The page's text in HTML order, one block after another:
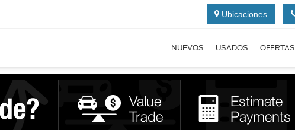
Ubicaciones
NUEVOS USADOS OFERTAS